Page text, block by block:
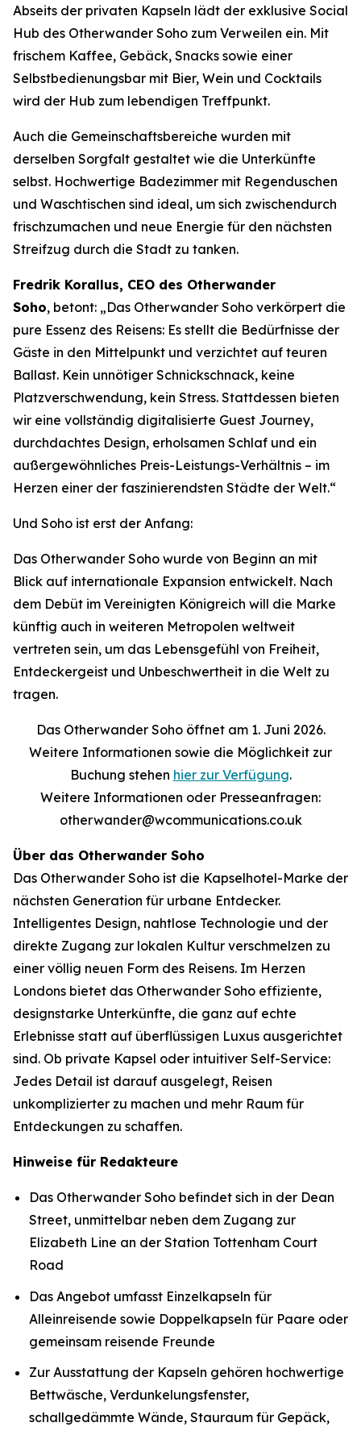
Abseits der privaten Kapseln lädt der exklusive Social
Hub des Otherwander Soho zum Verweilen ein. Mit
frischem Kaffee, Gebäck, Snacks sowie einer
Selbstbedienungsbar mit Bier, Wein und Cocktails
wird der Hub zum lebendigen Treffpunkt.
Auch die Gemeinschaftsbereiche wurden mit
derselben Sorgfalt gestaltet wie die Unterkünfte
selbst. Hochwertige Badezimmer mit Regenduschen
und Waschtischen sind ideal, um sich zwischendurch
frischzumachen und neue Energie für den nächsten
Streifzug durch die Stadt zu tanken.
Fredrik Korallus, CEO des Otherwander
Soho, betont: „Das Otherwander Soho verkörpert die
pure Essenz des Reisens: Es stellt die Bedürfnisse der
Gäste in den Mittelpunkt und verzichtet auf teuren
Ballast. Kein unnötiger Schnickschnack, keine
Platzverschwendung, kein Stress. Stattdessen bieten
wir eine vollständig digitalisierte Guest Journey,
durchdachtes Design, erholsamen Schlaf und ein
außergewöhnliches Preis-Leistungs-Verhältnis – im
Herzen einer der faszinierendsten Städte der Welt.“
Und Soho ist erst der Anfang:
Das Otherwander Soho wurde von Beginn an mit
Blick auf internationale Expansion entwickelt. Nach
dem Debüt im Vereinigten Königreich will die Marke
künftig auch in weiteren Metropolen weltweit
vertreten sein, um das Lebensgefühl von Freiheit,
Entdeckergeist und Unbeschwertheit in die Welt zu
tragen.
Das Otherwander Soho öffnet am 1. Juni 2026.
Weitere Informationen sowie die Möglichkeit zur
Buchung stehen hier zur Verfügung.
Weitere Informationen oder Presseanfragen:
otherwander@wcommunications.co.uk
Über das Otherwander Soho
Das Otherwander Soho ist die Kapselhotel-Marke der
nächsten Generation für urbane Entdecker.
Intelligentes Design, nahtlose Technologie und der
direkte Zugang zur lokalen Kultur verschmelzen zu
einer völlig neuen Form des Reisens. Im Herzen
Londons bietet das Otherwander Soho effiziente,
designstarke Unterkünfte, die ganz auf echte
Erlebnisse statt auf überflüssigen Luxus ausgerichtet
sind. Ob private Kapsel oder intuitiver Self-Service:
Jedes Detail ist darauf ausgelegt, Reisen
unkomplizierter zu machen und mehr Raum für
Entdeckungen zu schaffen.
Hinweise für Redakteure
Das Otherwander Soho befindet sich in der Dean
Street, unmittelbar neben dem Zugang zur
Elizabeth Line an der Station Tottenham Court
Road
Das Angebot umfasst Einzelkapseln für
Alleinreisende sowie Doppelkapseln für Paare oder
gemeinsam reisende Freunde
Zur Ausstattung der Kapseln gehören hochwertige
Bettwäsche, Verdunkelungsfenster,
schallgedämmte Wände, Stauraum für Gepäck,